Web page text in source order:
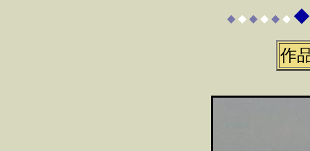
◆ ◆ ◆ ◆ ◆ ◆ ◆
作